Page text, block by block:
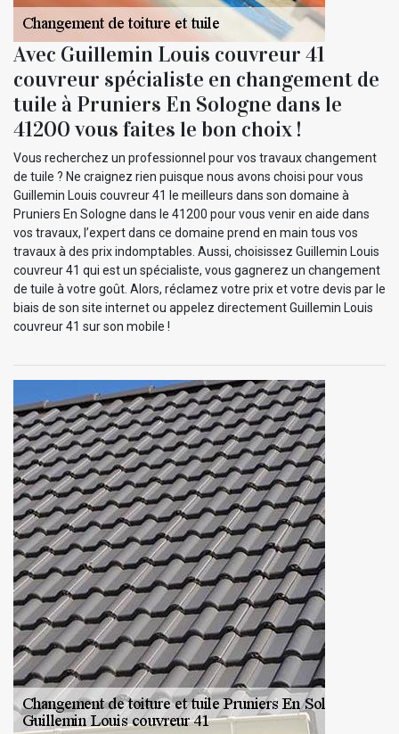
Avec Guillemin Louis couvreur 41
couvreur spécialiste en changement de
tuile à Pruniers En Sologne dans le
41200 vous faites le bon choix !
Vous recherchez un professionnel pour vos travaux changement
de tuile ? Ne craignez rien puisque nous avons choisi pour vous
Guillemin Louis couvreur 41 le meilleurs dans son domaine à
Pruniers En Sologne dans le 41200 pour vous venir en aide dans
vos travaux, l’expert dans ce domaine prend en main tous vos
travaux à des prix indomptables. Aussi, choisissez Guillemin Louis
couvreur 41 qui est un spécialiste, vous gagnerez un changement
de tuile à votre goût. Alors, réclamez votre prix et votre devis par le
biais de son site internet ou appelez directement Guillemin Louis
couvreur 41 sur son mobile !